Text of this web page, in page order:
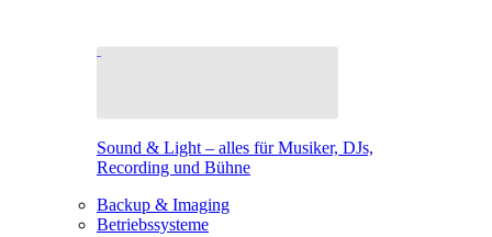
Sound & Light – alles für Musiker, DJs,
Recording und Bühne
Backup & Imaging
Betriebssysteme